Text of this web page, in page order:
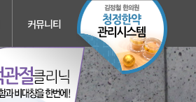
커뮤니티
진료예약
방송자료